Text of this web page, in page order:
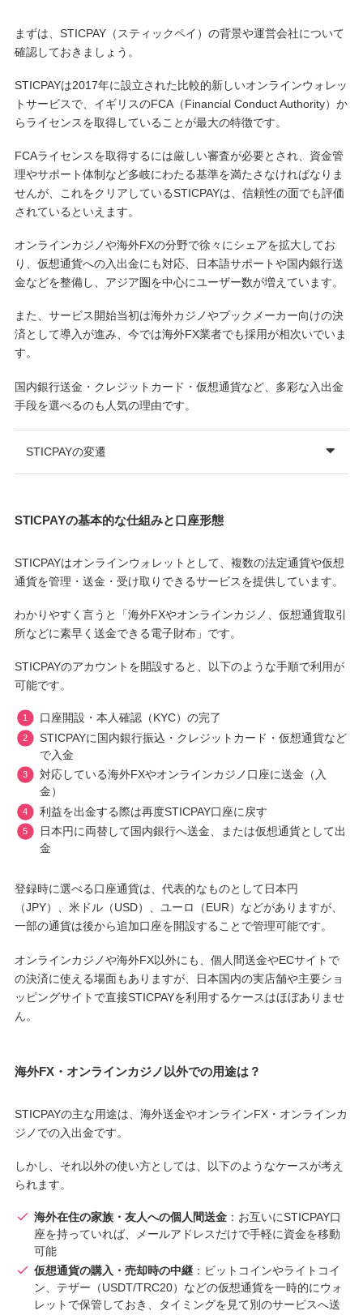
まずは、STICPAY（スティックペイ）の背景や運営会社について
確認しておきましょう。
STICPAYは2017年に設立された比較的新しいオンラインウォレッ
トサービスで、イギリスのFCA（Financial Conduct Authority）か
らライセンスを取得していることが最大の特徴です。
FCAライセンスを取得するには厳しい審査が必要とされ、資金管
理やサポート体制など多岐にわたる基準を満たさなければなりま
せんが、これをクリアしているSTICPAYは、信頼性の面でも評価
されているといえます。
オンラインカジノや海外FXの分野で徐々にシェアを拡大してお
り、仮想通貨への入出金にも対応、日本語サポートや国内銀行送
金などを整備し、アジア圏を中心にユーザー数が増えています。
また、サービス開始当初は海外カジノやブックメーカー向けの決
済として導入が進み、今では海外FX業者でも採用が相次いでいま
す。
国内銀行送金・クレジットカード・仮想通貨など、多彩な入出金
手段を選べるのも人気の理由です。
STICPAYの変遷
STICPAYの基本的な仕組みと口座形態
STICPAYはオンラインウォレットとして、複数の法定通貨や仮想
通貨を管理・送金・受け取りできるサービスを提供しています。
わかりやすく言うと「海外FXやオンラインカジノ、仮想通貨取引
所などに素早く送金できる電子財布」です。
STICPAYのアカウントを開設すると、以下のような手順で利用が
可能です。
口座開設・本人確認（KYC）の完了
STICPAYに国内銀行振込・クレジットカード・仮想通貨など
で入金
対応している海外FXやオンラインカジノ口座に送金（入
金）
利益を出金する際は再度STICPAY口座に戻す
日本円に両替して国内銀行へ送金、または仮想通貨として出
金
登録時に選べる口座通貨は、代表的なものとして日本円
（JPY）、米ドル（USD）、ユーロ（EUR）などがありますが、
一部の通貨は後から追加口座を開設することで管理可能です。
オンラインカジノや海外FX以外にも、個人間送金やECサイトで
の決済に使える場面もありますが、日本国内の実店舗や主要ショ
ッピングサイトで直接STICPAYを利用するケースはほぼありませ
ん。
海外FX・オンラインカジノ以外での用途は？
STICPAYの主な用途は、海外送金やオンラインFX・オンラインカ
ジノでの入出金です。
しかし、それ以外の使い方としては、以下のようなケースが考え
られます。
海外在住の家族・友人への個人間送金 ：お互いにSTICPAY口
座を持っていれば、メールアドレスだけで手軽に資金を移動
可能
仮想通貨の購入・売却時の中継 ：ビットコインやライトコイ
ン、テザー（USDT/TRC20）などの仮想通貨を一時的にウォ
レットで保管しておき、タイミングを見て別のサービスへ送